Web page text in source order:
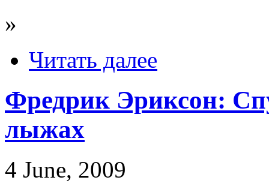
»
Читать далее
Фредрик Эриксон:
лыжах
4 June, 2009